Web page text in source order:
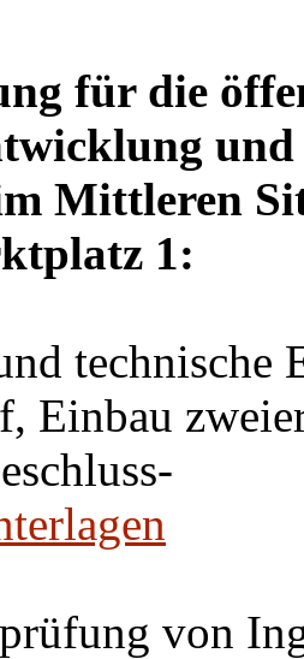
für die
und
Mittleren
1:
technische
Einbau
von